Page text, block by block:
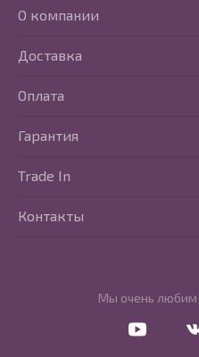
Мы очень любим
О компании
Доставка
Оплата
Гарантия
Trade In
Контакты